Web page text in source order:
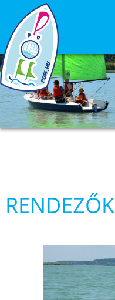
RENDEZŐK